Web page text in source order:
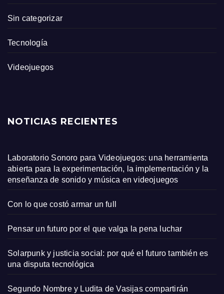
Sin categorizar
Tecnología
Videojuegos
NOTICIAS RECIENTES
Laboratorio Sonoro para Videojuegos: una herramienta
abierta para la experimentación, la implementación y la
enseñanza de sonido y música en videojuegos
Con lo que costó armar un full
Pensar un futuro por el que valga la pena luchar
Solarpunk y justicia social: por qué el futuro también es
una disputa tecnológica
Segundo Nombre y Ludita de Vasijas compartirán